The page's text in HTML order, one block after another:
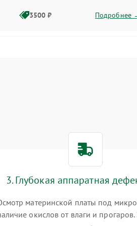
3500 ₽ Подробнее
3000 ₽ Подробнее
3. Глубокая аппаратная
материнской платы под
окислов от влаги и